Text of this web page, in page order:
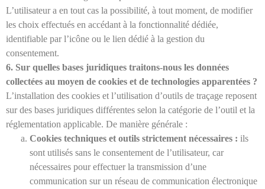
L’utilisateur a en tout cas la possibilité, à tout moment, de modifier
les choix effectués en accédant à la fonctionnalité dédiée,
identifiable par l’icône ou le lien dédié à la gestion du
consentement.
6. Sur quelles bases juridiques traitons-nous les données
collectées au moyen de cookies et de technologies apparentées ?
L’installation des cookies et l’utilisation d’outils de traçage reposent
sur des bases juridiques différentes selon la catégorie de l’outil et la
réglementation applicable. De manière générale :
Cookies techniques et outils strictement nécessaires : ils
sont utilisés sans le consentement de l’utilisateur, car
nécessaires pour effectuer la transmission d’une
communication sur un réseau de communication électronique